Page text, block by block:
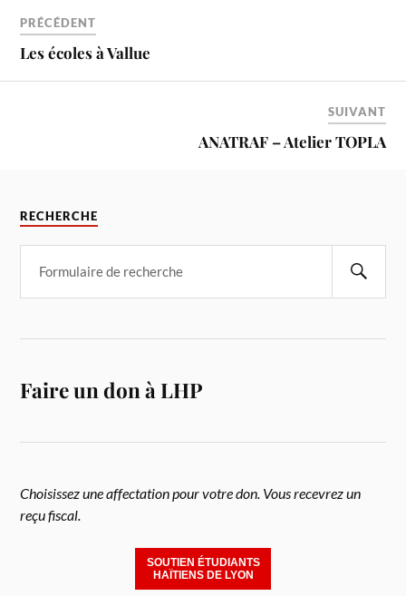
PRÉCÉDENT
Les écoles à Vallue
SUIVANT
ANATRAF – Atelier TOPLA
RECHERCHE
Faire un don à LHP
Choisissez une affectation pour votre don. Vous recevrez un
reçu fiscal.
SOUTIEN ÉTUDIANTS
HAÏTIENS DE LYON